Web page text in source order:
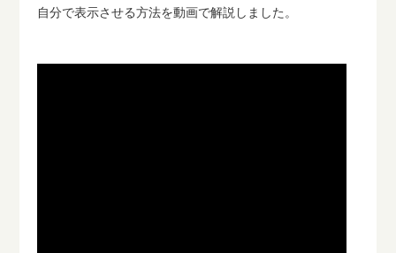
自分で表示させる方法を動画で解説しました。